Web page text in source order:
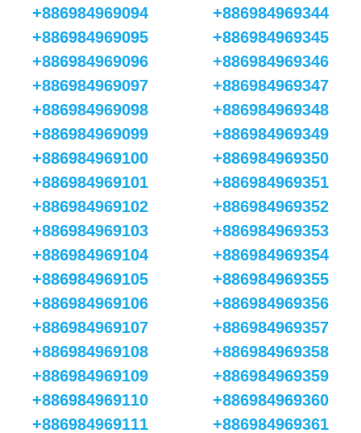
+886984969094
+886984969095
+886984969096
+886984969097
+886984969098
+886984969099
+886984969100
+886984969101
+886984969102
+886984969103
+886984969104
+886984969105
+886984969106
+886984969107
+886984969108
+886984969109
+886984969110
+886984969111
+886984969344
+886984969345
+886984969346
+886984969347
+886984969348
+886984969349
+886984969350
+886984969351
+886984969352
+886984969353
+886984969354
+886984969355
+886984969356
+886984969357
+886984969358
+886984969359
+886984969360
+886984969361